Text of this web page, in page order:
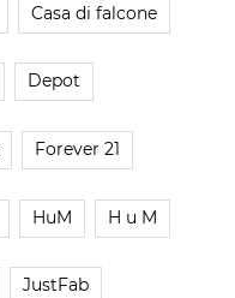
Casa di falcone
Depot
Forever 21
HuM H u M
JustFab